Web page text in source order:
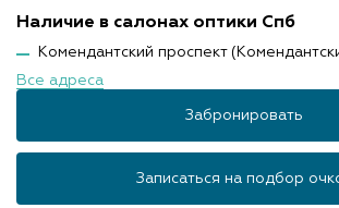
Наличие в салонах оптики Спб
Комендантский проспект
Все адреса
Забронировать
Записаться на подбор